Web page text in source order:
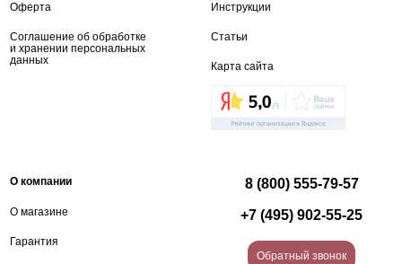
Оферта
Соглашение об обработке
и хранении персональных
данных
Инструкции
Статьи
Карта сайта
О компании
О магазине
Гарантия
8 (800) 555-79-57
+7 (495) 902-55-25
Обратный звонок